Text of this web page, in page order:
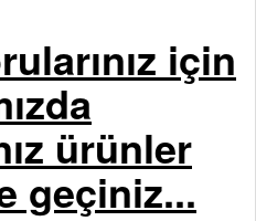
için
ürünler
geçiniz...